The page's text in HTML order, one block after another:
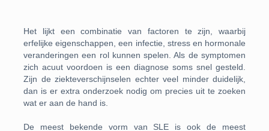
Het lijkt een combinatie van factoren te zijn, waarbij
erfelijke eigenschappen, een infectie, stress en hormonale
veranderingen een rol kunnen spelen. Als de symptomen
zich acuut voordoen is een diagnose soms snel gesteld.
Zijn de ziekteverschijnselen echter veel minder duidelijk,
dan is er extra onderzoek nodig om precies uit te zoeken
wat er aan de hand is.
De meest bekende vorm van SLE is ook de meest